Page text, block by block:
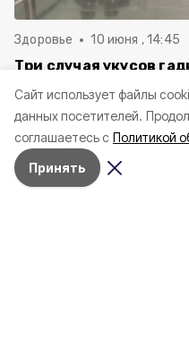
Cайт использует файлы
данных посетителей.
соглашаетесь с Политикой
Принять
Здоровье 10 июня , 14:45
Три случая укусов
Белгородской
начала года